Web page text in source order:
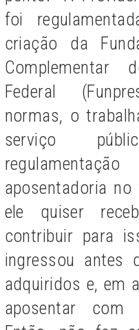
foi
criação da
Complementar
Federal
normas, o
serviço
aposentadoria
ele quiser
contribuir para
ingressou antes
adquiridos e, em
aposentar com